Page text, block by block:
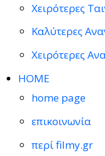
Χειρότερες
Καλύτερες
Χειρότερες
HOME
home page
επικοινωνία
περί filmy.gr